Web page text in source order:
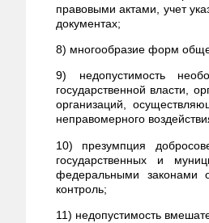
правовыми актами, учет
документах;
8) многообразие форм
9) недопустимость
государственной власти,
организаций,
неправомерного
10) презумпция
государственных и
федеральными законами
контроль;
11) недопустимость